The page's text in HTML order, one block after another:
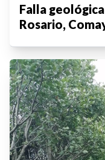
Falla
Rosario,